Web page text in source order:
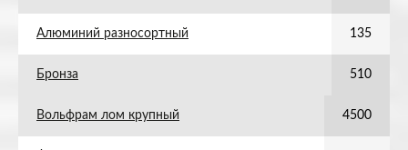
Алюминий разносортный 135
Бронза 510
Вольфрам лом крупный 4500